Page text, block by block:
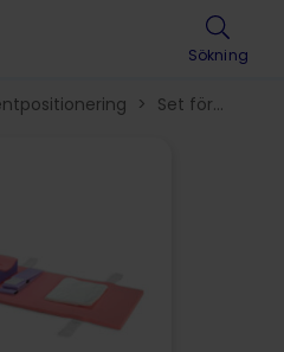
Sökning
> Set för